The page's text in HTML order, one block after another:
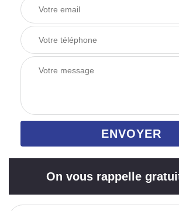
On vous rappelle